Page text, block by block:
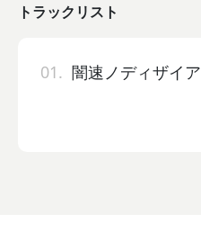
トラックリスト
01. 闇速ノディザイア